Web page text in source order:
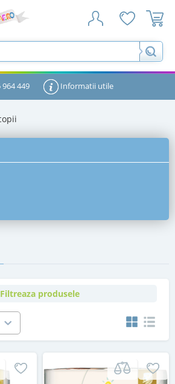
964 449 Informatii utile
Filtreaza produsele